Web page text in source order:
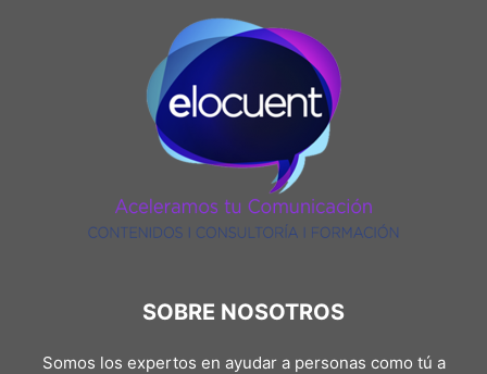
SOBRE NOSOTROS
Somos los expertos en ayudar a personas como tú a